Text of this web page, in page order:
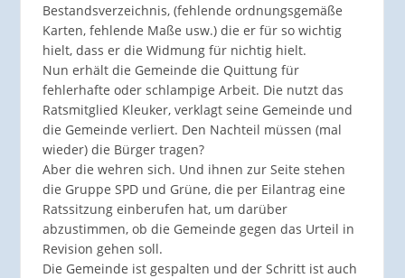
Bestandsverzeichnis, (fehlende ordnungsgemäße
Karten, fehlende Maße usw.) die er für so wichtig
hielt, dass er die Widmung für nichtig hielt.
Nun erhält die Gemeinde die Quittung für
fehlerhafte oder schlampige Arbeit. Die nutzt das
Ratsmitglied Kleuker, verklagt seine Gemeinde und
die Gemeinde verliert. Den Nachteil müssen (mal
wieder) die Bürger tragen?
Aber die wehren sich. Und ihnen zur Seite stehen
die Gruppe SPD und Grüne, die per Eilantrag eine
Ratssitzung einberufen hat, um darüber
abzustimmen, ob die Gemeinde gegen das Urteil in
Revision gehen soll.
Die Gemeinde ist gespalten und der Schritt ist auch